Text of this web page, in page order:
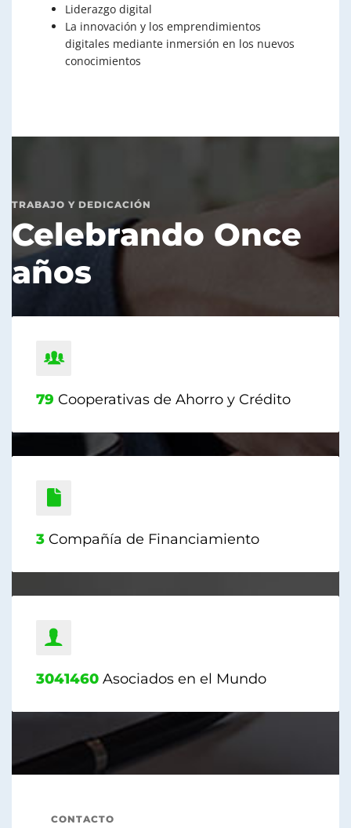
Liderazgo digital
La innovación y los emprendimientos
digitales mediante inmersión en los nuevos
conocimientos
TRABAJO Y DEDICACIÓN
Celebrando Once
años
79 Cooperativas de Ahorro y Crédito
3 Compañía de Financiamiento
3041460 Asociados en el Mundo
CONTACTO